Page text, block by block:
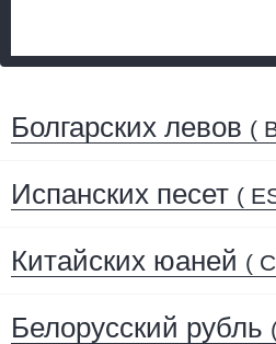
Болгарских левов (
Испанских песет (
Китайских юаней (
Белорусский рубль